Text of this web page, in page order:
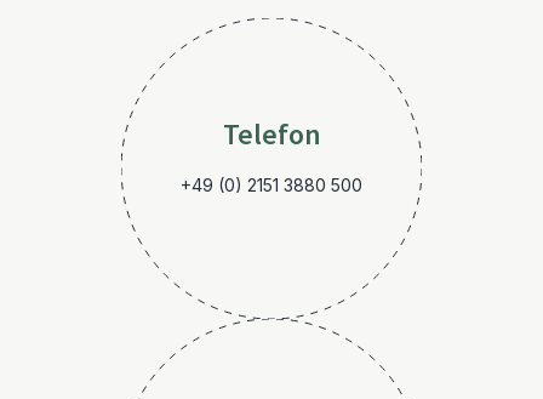
Telefon
+49 (0) 2151 3880 500